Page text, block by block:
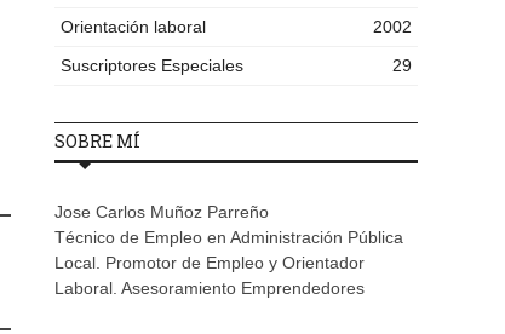
Orientación laboral
2002
Suscriptores Especiales
29
SOBRE MÍ
Jose Carlos Muñoz Parreño
Técnico de Empleo en Administración Pública
Local. Promotor de Empleo y Orientador
Laboral. Asesoramiento Emprendedores